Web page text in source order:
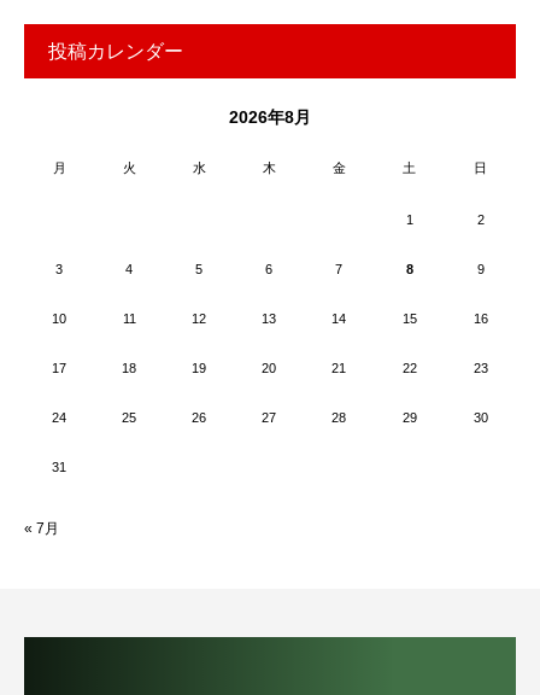
投稿カレンダー
2026年8月
月 火 水 木 金 土 日
1 2
3 4 5 6 7 8 9
10 11 12 13 14 15 16
17 18 19 20 21 22 23
24 25 26 27 28 29 30
31
« 7月